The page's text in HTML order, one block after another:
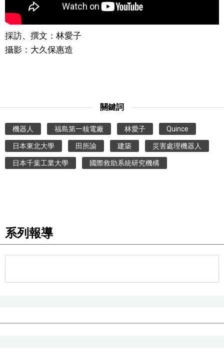
採訪、撰文：林愛子
攝影：大久保惠造
關鍵詞
機器人 福島第一核電廠 林愛子 Quince
日本東北大學 田所諭 建築 災害處理機器人
日本千葉工業大學 國際救助系統研究機構
系列報導